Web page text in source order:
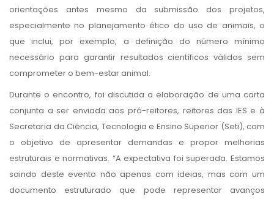
orientações antes mesmo da submissão dos projetos,
especialmente no planejamento ético do uso de animais, o
que inclui, por exemplo, a definição do número mínimo
necessário para garantir resultados científicos válidos sem
comprometer o bem-estar animal.
Durante o encontro, foi discutida a elaboração de uma carta
conjunta a ser enviada aos pró-reitores, reitores das IES e à
Secretaria da Ciência, Tecnologia e Ensino Superior (Seti), com
o objetivo de apresentar demandas e propor melhorias
estruturais e normativas. “A expectativa foi superada. Estamos
saindo deste evento não apenas com ideias, mas com um
documento estruturado que pode representar avanços